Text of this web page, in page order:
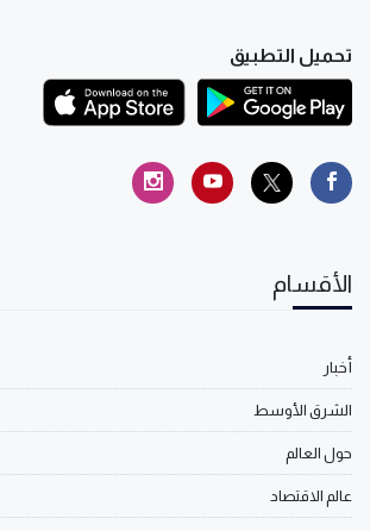
تحميل التطبيق
الأقسام
أخبار
الشرق الأوسط
حول العالم
عالم الاقتصاد